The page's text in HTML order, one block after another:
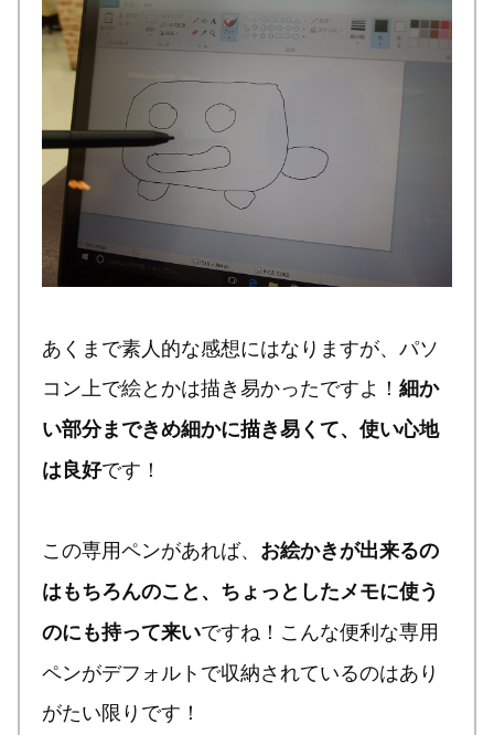
あくまで素人的な感想にはなりますが、パソ
コン上で絵とかは描き易かったですよ！ 細か
い部分まできめ細かに描き易くて、使い心地
は良好です！
この専用ペンがあれば、 お絵かきが出来るの
はもちろんのこと、ちょっとしたメモに使う
のにも持って来いですね！こんな便利な専用
ペンがデフォルトで収納されているのはあり
がたい限りです！